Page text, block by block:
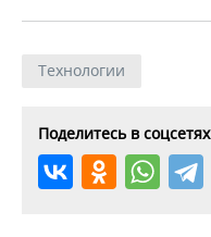
Технологии
Поделитесь в соцсетях